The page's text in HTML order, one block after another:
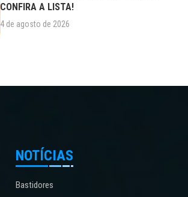
CONFIRA A LISTA!
4 de agosto de 2026
NOTÍCIAS
Bastidores